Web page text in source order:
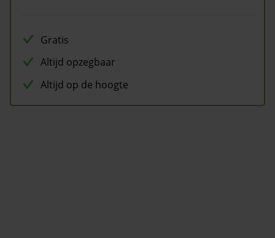
Gratis
Altijd opzegbaar
Altijd op de hoogte